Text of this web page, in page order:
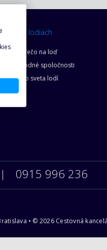
O lodiach
Prečo na loď
Lodné spoločnosti
Zo sveta lodí
0915 996 236
• © 2026 Cestovná